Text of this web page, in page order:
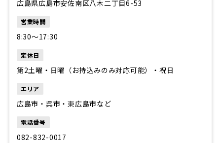
広島県広島市安佐南区八木二丁目6-53
営業時間
8:30〜17:30
定休日
第2土曜・日曜（お持込みのみ対応可能）・祝日
エリア
広島市・呉市・東広島市など
電話番号
082-832-0017